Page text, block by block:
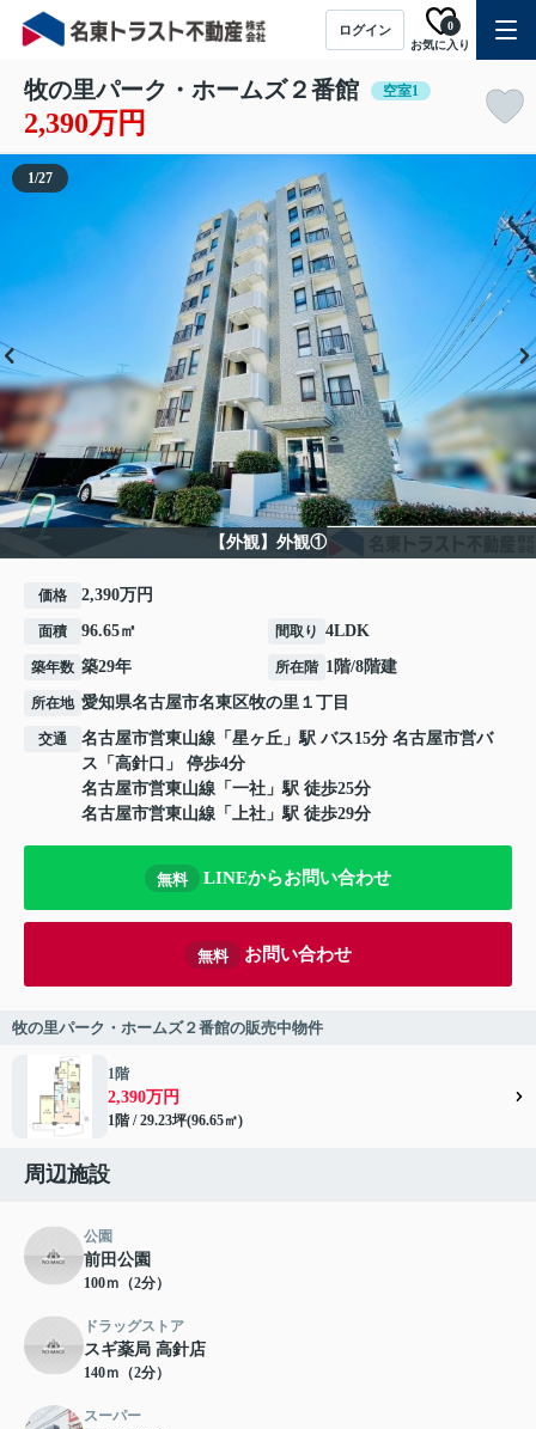
ログイン
お気に入り
0
牧の里パーク・ホームズ２番館 空室1
2,390万円
【外観】外観①
1/27
価格 2,390万円
面積 96.65㎡ 間取り 4LDK
築年数 築29年 所在階 1階/8階建
所在地 愛知県名古屋市名東区牧の里 １丁目
交通 名古屋市営東山線 「 星ヶ丘 」駅 バス15分 名古屋市営バ
ス「高針口」 停歩4分
名古屋市営東山線 「 一社 」駅 徒歩25分
名古屋市営東山線 「 上社 」駅 徒歩29分
無料 LINEからお問い合わせ
無料 お問い合わせ
牧の里パーク・ホームズ２番館の販売中物件
1階
2,390万円
1階 / 29.23坪(96.65㎡)
周辺施設
公園
前田公園
100ｍ（2分）
ドラッグストア
スギ薬局 高針店
140ｍ（2分）
スーパー